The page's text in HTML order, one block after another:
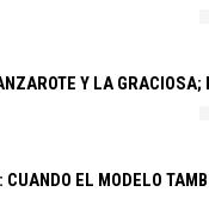
Y LA
EL MODELO